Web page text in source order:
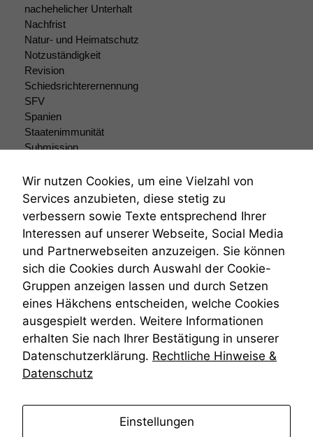
nachehelicher Unterhalt
Nachfrist
Natur- und Heimatschutz
Notzuständigkeit
Revision
Schiedsrichterernennung
SFV
Spanien
Staatenimmunität
Submission
Teilungsklage
Venezuela
VRK
Wiederherstellungsanordnung
Zivilprozessordnung
ZPO
Zustellfiktion
Zuständigkeit
Öffentliches Personalrecht
Öffentlichkeitsprinzip
Wir nutzen Cookies, um eine Vielzahl von
Services anzubieten, diese stetig zu
verbessern sowie Texte entsprechend Ihrer
Interessen auf unserer Webseite, Social Media
und Partnerwebseiten anzuzeigen. Sie können
sich die Cookies durch Auswahl der Cookie-
Gruppen anzeigen lassen und durch Setzen
eines Häkchens entscheiden, welche Cookies
ausgespielt werden. Weitere Informationen
erhalten Sie nach Ihrer Bestätigung in unserer
Datenschutzerklärung. Rechtliche Hinweise &
Datenschutz
Einstellungen
statistische
Funktionalität
Einige
Funktionen auf
dieser Website
sind optional.
Wenn Sie
diese Option
deaktivieren,
kann die
Website nicht
zu 100%
Marketing
Wir speichern